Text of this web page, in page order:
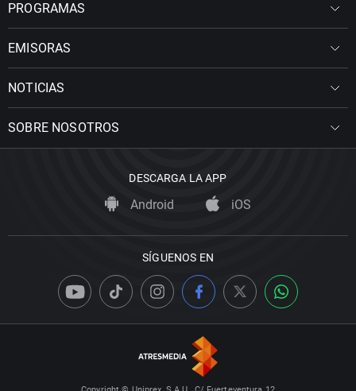
PROGRAMAS
EMISORAS
NOTICIAS
SOBRE NOSOTROS
DESCARGA LA APP
Android iOS
SÍGUENOS EN